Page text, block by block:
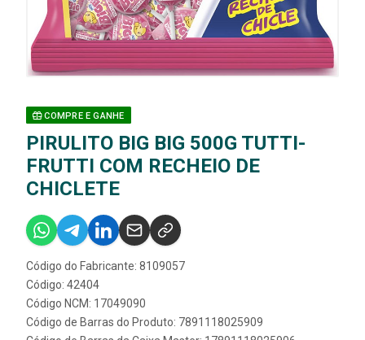
COMPRE E GANHE
PIRULITO BIG BIG 500G TUTTI-
FRUTTI COM RECHEIO DE
CHICLETE
Código do Fabricante: 8109057
Código: 42404
Código NCM: 17049090
Código de Barras do Produto: 7891118025909